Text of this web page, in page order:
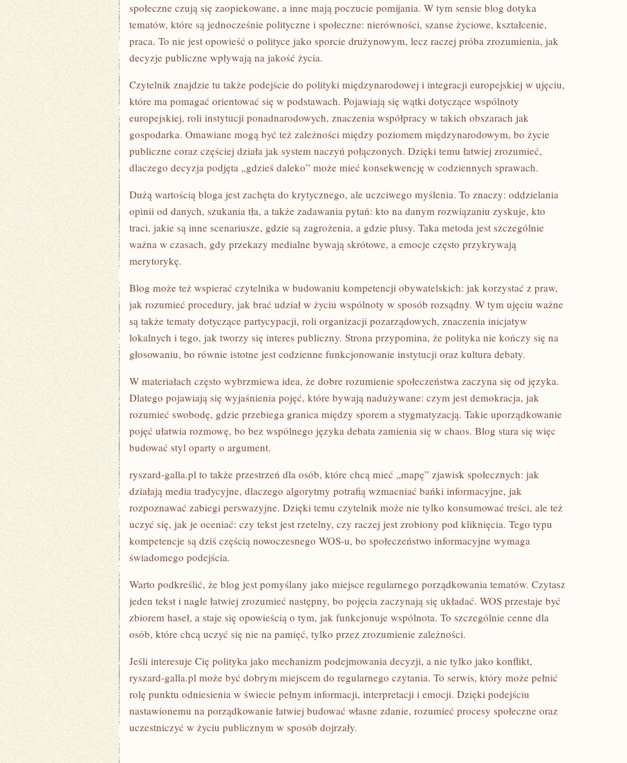
społeczne czują się zaopiekowane, a inne mają poczucie pomijania. W tym sensie blog dotyka
tematów, które są jednocześnie polityczne i społeczne: nierówności, szanse życiowe, kształcenie,
praca. To nie jest opowieść o polityce jako sporcie drużynowym, lecz raczej próba zrozumienia, jak
decyzje publiczne wpływają na jakość życia.
Czytelnik znajdzie tu także podejście do polityki międzynarodowej i integracji europejskiej w ujęciu,
które ma pomagać orientować się w podstawach. Pojawiają się wątki dotyczące wspólnoty
europejskiej, roli instytucji ponadnarodowych, znaczenia współpracy w takich obszarach jak
gospodarka. Omawiane mogą być też zależności między poziomem międzynarodowym, bo życie
publiczne coraz częściej działa jak system naczyń połączonych. Dzięki temu łatwiej zrozumieć,
dlaczego decyzja podjęta „gdzieś daleko” może mieć konsekwencję w codziennych sprawach.
Dużą wartością bloga jest zachęta do krytycznego, ale uczciwego myślenia. To znaczy: oddzielania
opinii od danych, szukania tła, a także zadawania pytań: kto na danym rozwiązaniu zyskuje, kto
traci, jakie są inne scenariusze, gdzie są zagrożenia, a gdzie plusy. Taka metoda jest szczególnie
ważna w czasach, gdy przekazy medialne bywają skrótowe, a emocje często przykrywają
merytorykę.
Blog może też wspierać czytelnika w budowaniu kompetencji obywatelskich: jak korzystać z praw,
jak rozumieć procedury, jak brać udział w życiu wspólnoty w sposób rozsądny. W tym ujęciu ważne
są także tematy dotyczące partycypacji, roli organizacji pozarządowych, znaczenia inicjatyw
lokalnych i tego, jak tworzy się interes publiczny. Strona przypomina, że polityka nie kończy się na
głosowaniu, bo równie istotne jest codzienne funkcjonowanie instytucji oraz kultura debaty.
W materiałach często wybrzmiewa idea, że dobre rozumienie społeczeństwa zaczyna się od języka.
Dlatego pojawiają się wyjaśnienia pojęć, które bywają nadużywane: czym jest demokracja, jak
rozumieć swobodę, gdzie przebiega granica między sporem a stygmatyzacją. Takie uporządkowanie
pojęć ułatwia rozmowę, bo bez wspólnego języka debata zamienia się w chaos. Blog stara się więc
budować styl oparty o argument.
ryszard-galla.pl to także przestrzeń dla osób, które chcą mieć „mapę” zjawisk społecznych: jak
działają media tradycyjne, dlaczego algorytmy potrafią wzmacniać bańki informacyjne, jak
rozpoznawać zabiegi perswazyjne. Dzięki temu czytelnik może nie tylko konsumować treści, ale też
uczyć się, jak je oceniać: czy tekst jest rzetelny, czy raczej jest zrobiony pod kliknięcia. Tego typu
kompetencje są dziś częścią nowoczesnego WOS-u, bo społeczeństwo informacyjne wymaga
świadomego podejścia.
Warto podkreślić, że blog jest pomyślany jako miejsce regularnego porządkowania tematów. Czytasz
jeden tekst i nagle łatwiej zrozumieć następny, bo pojęcia zaczynają się układać. WOS przestaje być
zbiorem haseł, a staje się opowieścią o tym, jak funkcjonuje wspólnota. To szczególnie cenne dla
osób, które chcą uczyć się nie na pamięć, tylko przez zrozumienie zależności.
Jeśli interesuje Cię polityka jako mechanizm podejmowania decyzji, a nie tylko jako konflikt,
ryszard-galla.pl może być dobrym miejscem do regularnego czytania. To serwis, który może pełnić
rolę punktu odniesienia w świecie pełnym informacji, interpretacji i emocji. Dzięki podejściu
nastawionemu na porządkowanie łatwiej budować własne zdanie, rozumieć procesy społeczne oraz
uczestniczyć w życiu publicznym w sposób dojrzały.